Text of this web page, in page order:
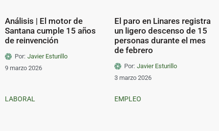
Análisis | El motor de
Santana cumple 15 años
de reinvención
Por: Javier Esturillo
9 marzo 2026
El paro en Linares registra
un ligero descenso de 15
personas durante el mes
de febrero
Por: Javier Esturillo
3 marzo 2026
LABORAL EMPLEO